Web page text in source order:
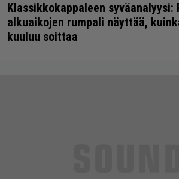
Klassikkokappaleen syväanalyysi:
alkuaikojen rumpali näyttää,
kuuluu soittaa